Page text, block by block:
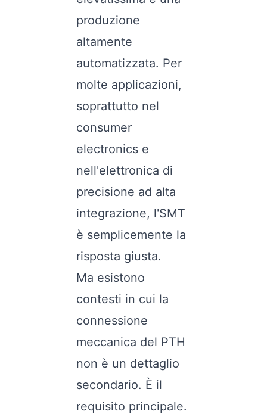
produzione
altamente
automatizzata. Per
molte applicazioni,
soprattutto nel
consumer
electronics e
nell'elettronica di
precisione ad alta
integrazione, l'SMT
è semplicemente la
risposta giusta.
Ma esistono
contesti in cui la
connessione
meccanica del PTH
non è un dettaglio
secondario. È il
requisito principale.